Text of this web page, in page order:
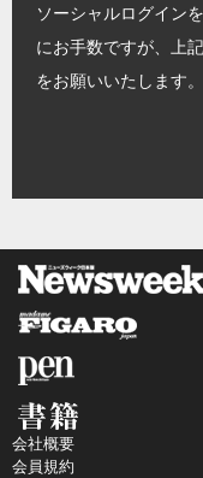
ソーシャルログイン
にお手数ですが、上
をお願いいたします。
会社概要
会員規約